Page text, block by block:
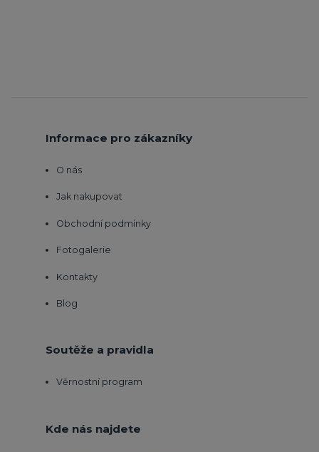
Informace pro zákazníky
O nás
Jak nakupovat
Obchodní podmínky
Fotogalerie
Kontakty
Blog
Soutěže a pravidla
Věrnostní program
Kde nás najdete